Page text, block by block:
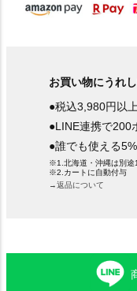
お買い物にうれ
●税込3,980円以
●LINE連携で200
●誰でも使える
※1.北海道・沖縄は別途
※2.カートに自動付与
→返品について